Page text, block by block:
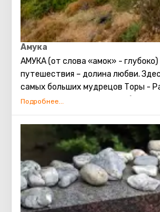
Амука
АМУКА (от слова «амок» -
путешествия – долина любви.
самых больших мудрецов Торы -
Узиель. Здесь Вы можете
спутника жизни (для тех, кто
семейного благополучия, детей –
понимания тем, у кого дети есть.